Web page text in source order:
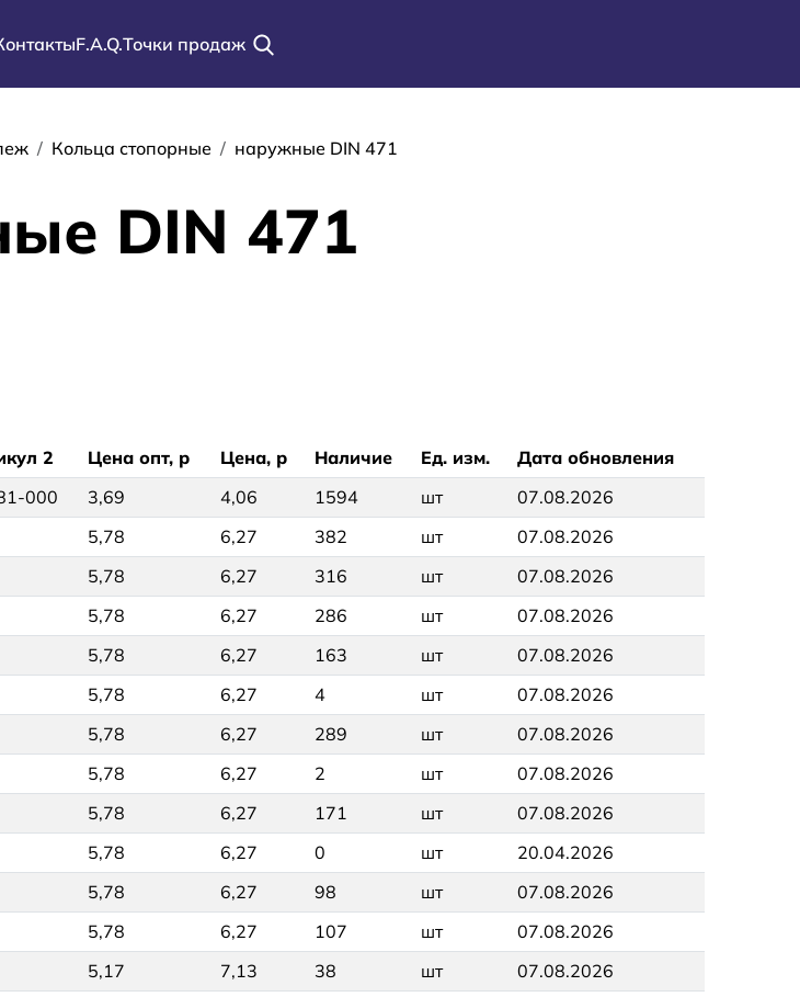
F.A.Q.Точки продаж
Кольца стопорные наружные DIN 471
DIN 471
2 Цена опт, р Цена, р Наличие Ед. изм.
Дата обновления
000 3,69 4,06 1594 шт
07.08.2026
5,78 6,27 382 шт
07.08.2026
5,78 6,27 316 шт
07.08.2026
5,78 6,27 286 шт
07.08.2026
5,78 6,27 163 шт
07.08.2026
5,78 6,27 4 шт
07.08.2026
5,78 6,27 289 шт
07.08.2026
5,78 6,27 2 шт
07.08.2026
5,78 6,27 171 шт
07.08.2026
5,78 6,27 0 шт
20.04.2026
5,78 6,27 98 шт
07.08.2026
5,78 6,27 107 шт
07.08.2026
5,17 7,13 38 шт
07.08.2026